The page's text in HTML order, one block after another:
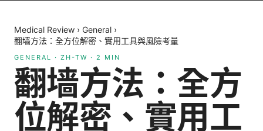
Medical Review › General ›
翻墙方法：全方位解密、實用工具與風險考量
GENERAL · ZH-TW · 2 MIN
翻墙方法：全方
位解密、實用工